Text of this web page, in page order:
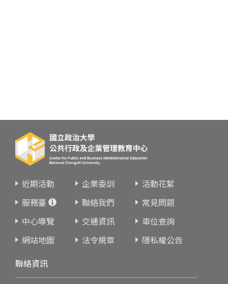
近期活動 企業委訓
活動花絮
服務臺
聯絡我們
常見問題
中心導覽
交通資訊
車位查詢
網站地圖
法令規章
隱私權公告
聯絡資訊